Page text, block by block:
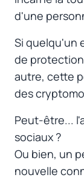
d'une
Si quelqu'un
de
autre, cette
des
Peut-être...
sociaux ?
Ou bien, un
nouvelle